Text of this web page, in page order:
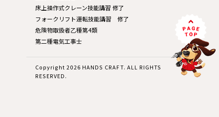
床上操作式クレーン技能講習 修了
フォークリフト運転技能講習 修了
危険物取扱者乙種第4類
第二種電気工事士
Copyright 2026 HANDS CRAFT. ALL RIGHTS
RESERVED.